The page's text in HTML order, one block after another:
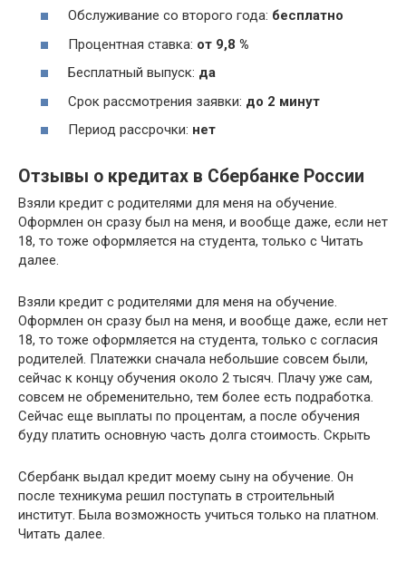
Обслуживание со второго года: бесплатно
Процентная ставка: от 9,8 %
Бесплатный выпуск: да
Срок рассмотрения заявки: до 2 минут
Период рассрочки: нет
Отзывы о кредитах в Сбербанке России
Взяли кредит с родителями для меня на обучение.
Оформлен он сразу был на меня, и вообще даже, если нет
18, то тоже оформляется на студента, только с Читать
далее.
Взяли кредит с родителями для меня на обучение.
Оформлен он сразу был на меня, и вообще даже, если нет
18, то тоже оформляется на студента, только с согласия
родителей. Платежки сначала небольшие совсем были,
сейчас к концу обучения около 2 тысяч. Плачу уже сам,
совсем не обременительно, тем более есть подработка.
Сейчас еще выплаты по процентам, а после обучения
буду платить основную часть долга стоимость. Скрыть
Сбербанк выдал кредит моему сыну на обучение. Он
после техникума решил поступать в строительный
институт. Была возможность учиться только на платном.
Читать далее.